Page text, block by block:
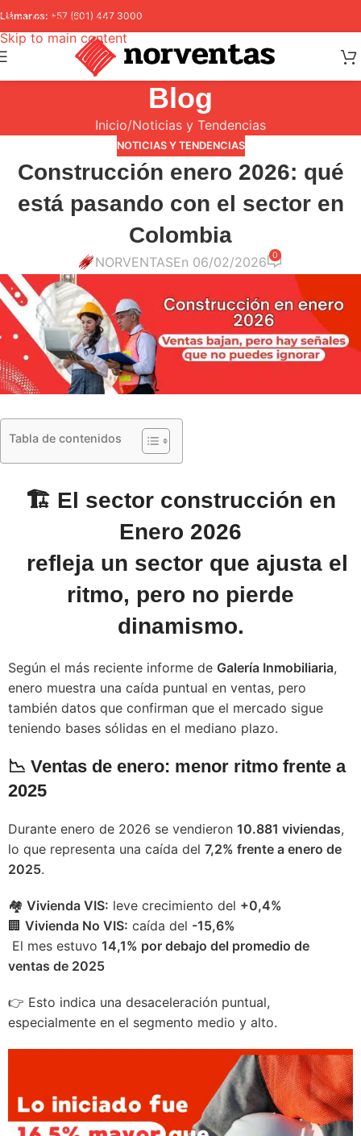
Skip to navigation
Skip to main content
Llámanos: +57 (601) 447 3000
Blog
Inicio Noticias y Tendencias
NOTICIAS Y TENDENCIAS
Construcción enero 2026: qué
está pasando con el sector en
Colombia
NORVENTASEn 06/02/2026 0
Tabla de contenidos
🏗️ El sector construcción en
Enero 2026
refleja un sector que ajusta el
ritmo, pero no pierde
dinamismo.
Según el más reciente informe de Galería Inmobiliaria,
enero muestra una caída puntual en ventas, pero
también datos que confirman que el mercado sigue
teniendo bases sólidas en el mediano plazo.
📉 Ventas de enero: menor ritmo frente a
2025
Durante enero de 2026 se vendieron 10.881 viviendas,
lo que representa una caída del 7,2% frente a enero de
2025.
🏘️ Vivienda VIS: leve crecimiento del +0,4%
🏢 Vivienda No VIS: caída del -15,6%
El mes estuvo 14,1% por debajo del promedio de
ventas de 2025
👉 Esto indica una desaceleración puntual,
especialmente en el segmento medio y alto.